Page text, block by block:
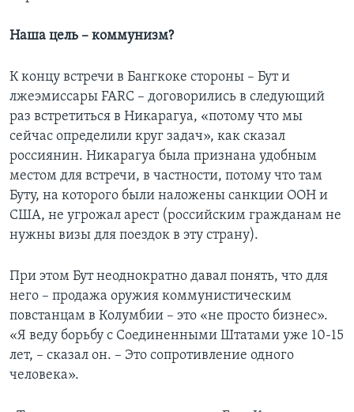
Наша цель – коммунизм?
К концу встречи в Бангкоке стороны – Бут и
лжеэмиссары FARC – договорились в следующий
раз встретиться в Никарагуа, «потому что мы
сейчас определили круг задач», как сказал
россиянин. Никарагуа была признана удобным
местом для встречи, в частности, потому что там
Буту, на которого были наложены санкции ООН и
США, не угрожал арест (российским гражданам не
нужны визы для поездок в эту страну).
При этом Бут неоднократно давал понять, что для
него – продажа оружия коммунистическим
повстанцам в Колумбии – это «не просто бизнес».
«Я веду борьбу с Соединенными Штатами уже 10-15
лет, – сказал он. – Это сопротивление одного
человека».